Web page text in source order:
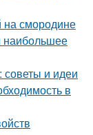
смородине
наибольшее
советы и идеи
в